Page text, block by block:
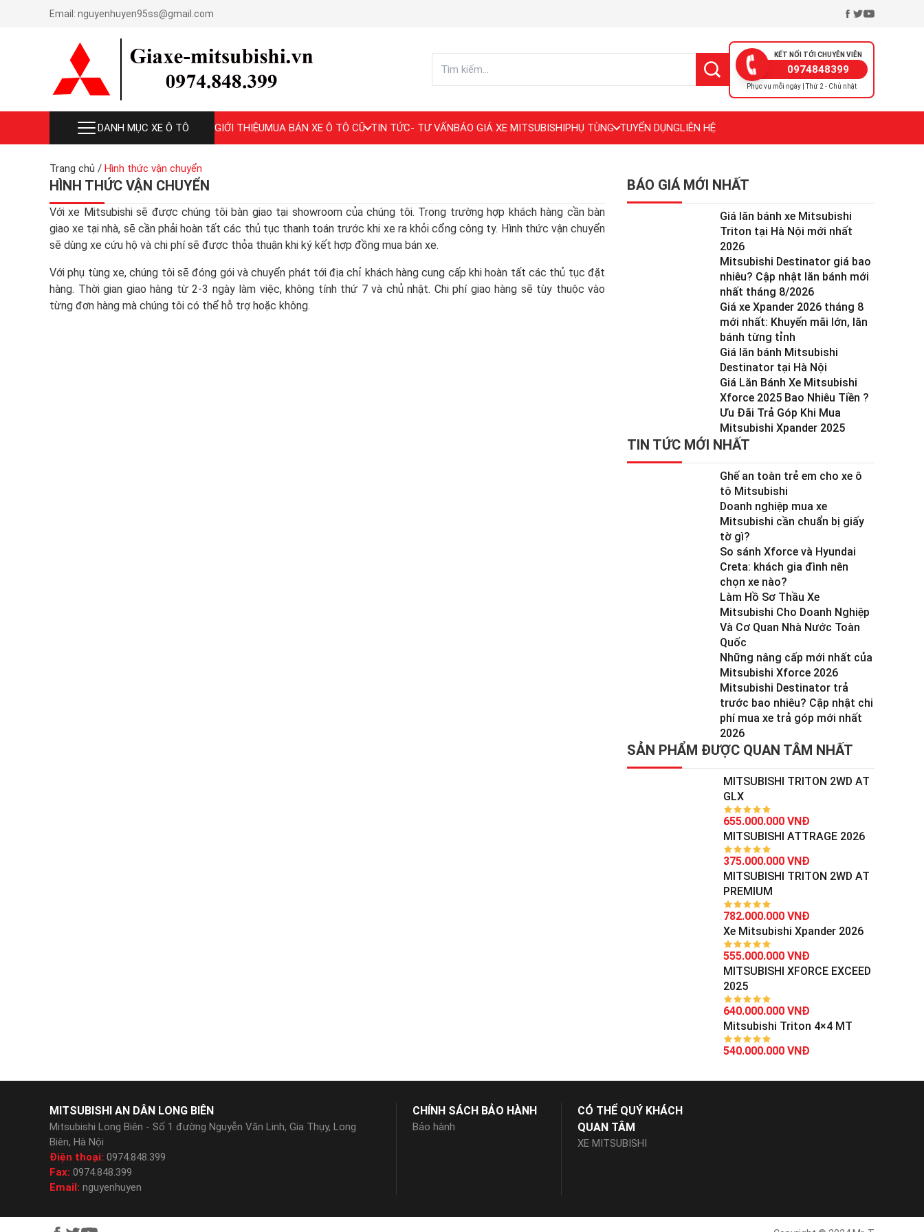
Email: nguyenhuyen95ss@gmail.com
KẾT NỐI TỚI CHUYÊN VIÊN
0974848399
Phục vụ mỗi ngày | Thứ 2 - Chủ nhật
DANH MỤC XE Ô TÔ GIỚI THIỆUMUA BÁN XE Ô TÔ CŨ TIN TỨC- TƯ VẤNBÁO GIÁ XE MITSUBISHIPHỤ TÙNG TUYỂN DỤNGLIÊN HỆ
Trang chủ / Hình thức vận chuyển
HÌNH THỨC VẬN CHUYỂN
Với xe Mitsubishi sẽ được chúng tôi bàn giao tại showroom của chúng tôi. Trong trường hợp khách hàng cần bàn
giao xe tại nhà, sẽ cần phải hoàn tất các thủ tục thanh toán trước khi xe ra khỏi cổng công ty. Hình thức vận chuyển
sẽ dùng xe cứu hộ và chi phí sẽ được thỏa thuận khi ký kết hợp đồng mua bán xe.
Với phụ tùng xe, chúng tôi sẽ đóng gói và chuyển phát tới địa chỉ khách hàng cung cấp khi hoàn tất các thủ tục đặt
hàng. Thời gian giao hàng từ 2-3 ngày làm việc, không tính thứ 7 và chủ nhật. Chi phí giao hàng sẽ tùy thuộc vào
từng đơn hàng mà chúng tôi có thể hỗ trợ hoặc không.
BÁO GIÁ MỚI NHẤT
Giá lăn bánh xe Mitsubishi
Triton tại Hà Nội mới nhất
2026
Mitsubishi Destinator giá bao
nhiêu? Cập nhật lăn bánh mới
nhất tháng 8/2026
Giá xe Xpander 2026 tháng 8
mới nhất: Khuyến mãi lớn, lăn
bánh từng tỉnh
Giá lăn bánh Mitsubishi
Destinator tại Hà Nội
Giá Lăn Bánh Xe Mitsubishi
Xforce 2025 Bao Nhiêu Tiền ?
Ưu Đãi Trả Góp Khi Mua
Mitsubishi Xpander 2025
TIN TỨC MỚI NHẤT
Ghế an toàn trẻ em cho xe ô
tô Mitsubishi
Doanh nghiệp mua xe
Mitsubishi cần chuẩn bị giấy
tờ gì?
So sánh Xforce và Hyundai
Creta: khách gia đình nên
chọn xe nào?
Làm Hồ Sơ Thầu Xe
Mitsubishi Cho Doanh Nghiệp
Và Cơ Quan Nhà Nước Toàn
Quốc
Những nâng cấp mới nhất của
Mitsubishi Xforce 2026
Mitsubishi Destinator trả
trước bao nhiêu? Cập nhật chi
phí mua xe trả góp mới nhất
2026
SẢN PHẨM ĐƯỢC QUAN TÂM NHẤT
MITSUBISHI TRITON 2WD AT
GLX
655.000.000 VNĐ
MITSUBISHI ATTRAGE 2026
375.000.000 VNĐ
MITSUBISHI TRITON 2WD AT
PREMIUM
782.000.000 VNĐ
Xe Mitsubishi Xpander 2026
555.000.000 VNĐ
MITSUBISHI XFORCE EXCEED
2025
640.000.000 VNĐ
Mitsubishi Triton 4×4 MT
540.000.000 VNĐ
MITSUBISHI AN DÂN LONG BIÊN
Mitsubishi Long Biên - Số 1 đường Nguyễn Văn Linh, Gia Thụy, Long
Biên, Hà Nội
Điện thoại: 0974.848.399
Fax: 0974.848.399
Email: nguyenhuyen
CHÍNH SÁCH BẢO HÀNH
Bảo hành
CÓ THỂ QUÝ KHÁCH
QUAN TÂM
XE MITSUBISHI